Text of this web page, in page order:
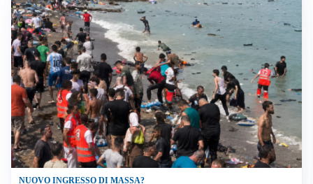
NUOVO INGRESSO DI MASSA?